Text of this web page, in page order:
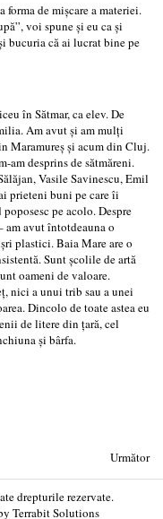
de mişcare a materiei.
voi spune şi eu ca şi
bucuria că ai lucrat bine pe
în Sătmar, ca elev. De
Am avut şi am mulţi
Maramureş şi acum din Cluj.
am desprins de sătmăreni.
Vasile Savinescu, Emil
prieteni buni pe care îi
pe acolo. Despre
am avut întotdeauna o
plastici. Baia Mare are o
Sunt şcolile de artă
oameni de valoare.
nici a unui trib sau a unei
Dincolo de toate astea eu
de litere din ţară, cel
şi bârfa.
Următor
drepturile rezervate.
Terrabit Solutions